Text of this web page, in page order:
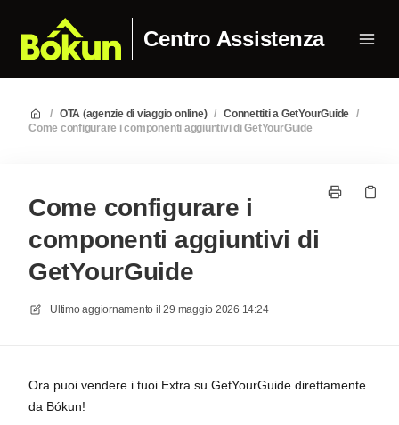
Centro Assistenza
/ OTA (agenzie di viaggio online) / Connettiti a GetYourGuide /
Come configurare i componenti aggiuntivi di GetYourGuide
Come configurare i
componenti aggiuntivi di
GetYourGuide
Ultimo aggiornamento il 29 maggio 2026 14:24
Ora puoi vendere i tuoi Extra su GetYourGuide direttamente
da Bókun!